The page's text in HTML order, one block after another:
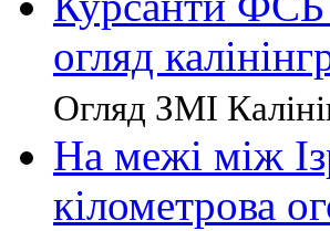
огляд
Огляд ЗМІ
На межі між
кілометрова